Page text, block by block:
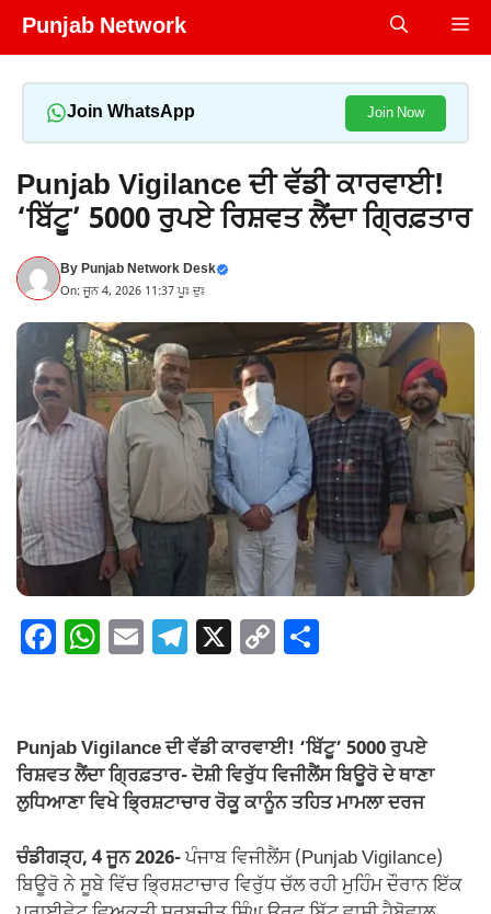
Skip
Punjab Network
Join WhatsApp Join Now
Punjab Vigilance ਦੀ ਵੱਡੀ ਕਾਰਵਾਈ!
‘ਬਿੱਟੂ’ 5000 ਰੁਪਏ ਰਿਸ਼ਵਤ ਲੈਂਦਾ ਗ੍ਰਿਫ਼ਤਾਰ
ByPunjab Network Desk
On: ਜੂਨ 4, 2026 11:37 ਪੂਃ ਦੁਃ
F
e
b
o
o
k
W
s
A
p
p
E T
gr
a
m
X C
y
Li
n
k
e
Punjab Vigilance ਦੀ ਵੱਡੀ ਕਾਰਵਾਈ! ‘ਬਿੱਟੂ’ 5000 ਰੁਪਏ
ਰਿਸ਼ਵਤ ਲੈਂਦਾ ਗ੍ਰਿਫ਼ਤਾਰ- ਦੋਸ਼ੀ ਵਿਰੁੱਧ ਵਿਜੀਲੈਂਸ ਬਿਊਰੋ ਦੇ ਥਾਣਾ
ਲੁਧਿਆਣਾ ਵਿਖੇ ਭ੍ਰਿਸ਼ਟਾਚਾਰ ਰੋਕੂ ਕਾਨੂੰਨ ਤਹਿਤ ਮਾਮਲਾ ਦਰਜ
ਚੰਡੀਗੜ੍ਹ, 4 ਜੂਨ 2026-ਪੰਜਾਬ ਵਿਜੀਲੈਂਸ (Punjab Vigilance)
ਬਿਊਰੋ ਨੇ ਸੂਬੇ ਵਿੱਚ ਭ੍ਰਿਸ਼ਟਾਚਾਰ ਵਿਰੁੱਧ ਚੱਲ ਰਹੀ ਮੁਹਿੰਮ ਦੌਰਾਨ ਇੱਕ